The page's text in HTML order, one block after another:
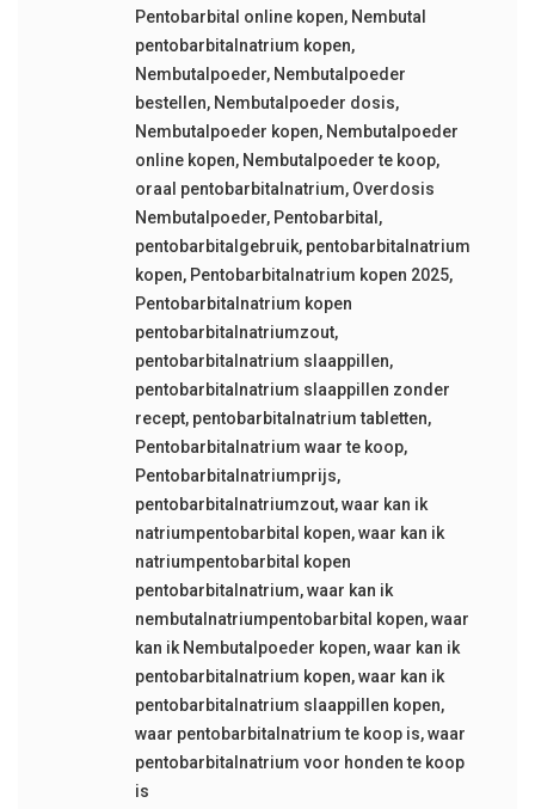
Pentobarbital online kopen, Nembutal
pentobarbitalnatrium kopen,
Nembutalpoeder, Nembutalpoeder
bestellen, Nembutalpoeder dosis,
Nembutalpoeder kopen, Nembutalpoeder
online kopen, Nembutalpoeder te koop,
oraal pentobarbitalnatrium, Overdosis
Nembutalpoeder, Pentobarbital ,
pentobarbitalgebruik, pentobarbitalnatrium
kopen, Pentobarbitalnatrium kopen 2025,
Pentobarbitalnatrium kopen
pentobarbitalnatriumzout,
pentobarbitalnatrium slaappillen,
pentobarbitalnatrium slaappillen zonder
recept, pentobarbitalnatrium tabletten,
Pentobarbitalnatrium waar te koop,
Pentobarbitalnatriumprijs,
pentobarbitalnatriumzout,waar kan ik
natriumpentobarbital kopen,waar kan ik
natriumpentobarbital kopen
pentobarbitalnatrium,waar kan ik
nembutalnatriumpentobarbital kopen,waar
kan ik Nembutalpoeder kopen,waar kan ik
pentobarbitalnatrium kopen,waar kan ik
pentobarbitalnatrium slaappillen kopen,
waar pentobarbitalnatrium te koop is,waar
pentobarbitalnatrium voor honden te koop
is